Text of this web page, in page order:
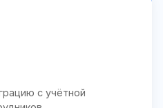
с учётной